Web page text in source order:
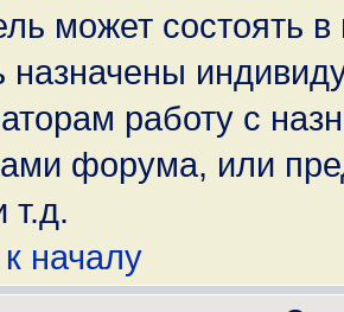
может состоять
назначены
работу с
форума, или
началу